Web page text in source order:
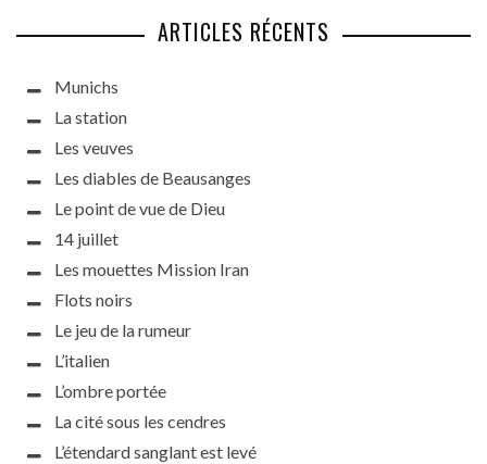
ARTICLES RÉCENTS
Munichs
La station
Les veuves
Les diables de Beausanges
Le point de vue de Dieu
14 juillet
Les mouettes Mission Iran
Flots noirs
Le jeu de la rumeur
L’italien
L’ombre portée
La cité sous les cendres
L’étendard sanglant est levé